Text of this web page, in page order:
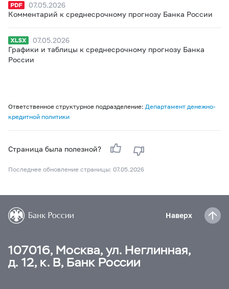
07.05.2026
Комментарий к среднесрочному прогнозу Банка России
07.05.2026
Графики и таблицы к среднесрочному прогнозу Банка
России
Ответственное структурное подразделение: Департамент денежно-
кредитной политики
Страница была полезной?
Последнее обновление страницы: 07.05.2026
Наверх
107016, Москва, ул. Неглинная,
д. 12, к. В, Банк России